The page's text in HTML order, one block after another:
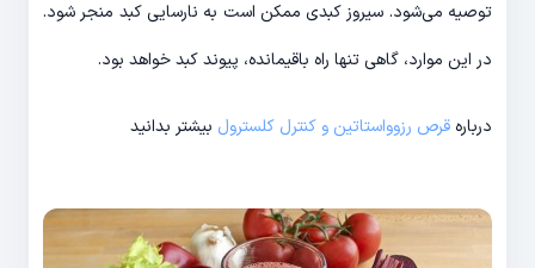
توصیه می‌­شود. سیروز کبدی ممکن است به نارسایی کبد منجر شود.
در این موارد، گاهی تنها راه باقیمانده، پیوند کبد خواهد بود.
درباره قرص رزوواستاتین و کنترل کلسترول بیشتر بدانید